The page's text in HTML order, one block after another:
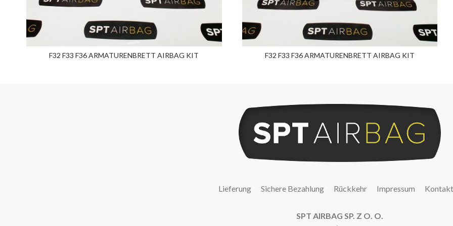
F32 F33 F36 ARMATURENBRETT AIRBAG KIT F32 F33 F36 ARMATURENBRETT AIRBAG KIT
Lieferung Sichere Bezahlung Rückkehr Impressum Kontakt
SPT AIRBAG SP. Z O. O.